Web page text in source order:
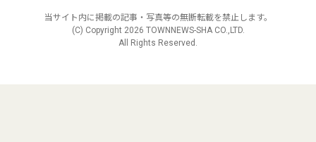
当サイト内に掲載の記事・写真等の無断転載を禁止します。
(C) Copyright 2026 TOWNNEWS-SHA CO.,LTD.
All Rights Reserved.